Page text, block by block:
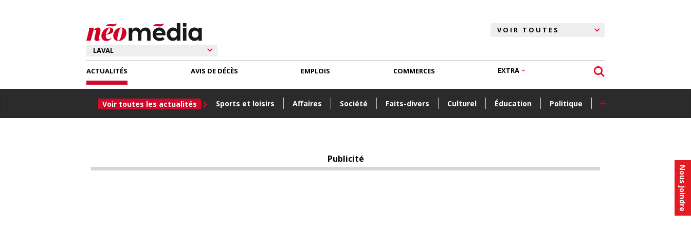
Nous joindre
ACTUALITÉS
Voir toutes les actualités Sports et loisirs Affaires Société Faits-divers Culturel Éducation Politique +
AVIS DE DÉCÈS EMPLOIS COMMERCES EXTRA
Publicité